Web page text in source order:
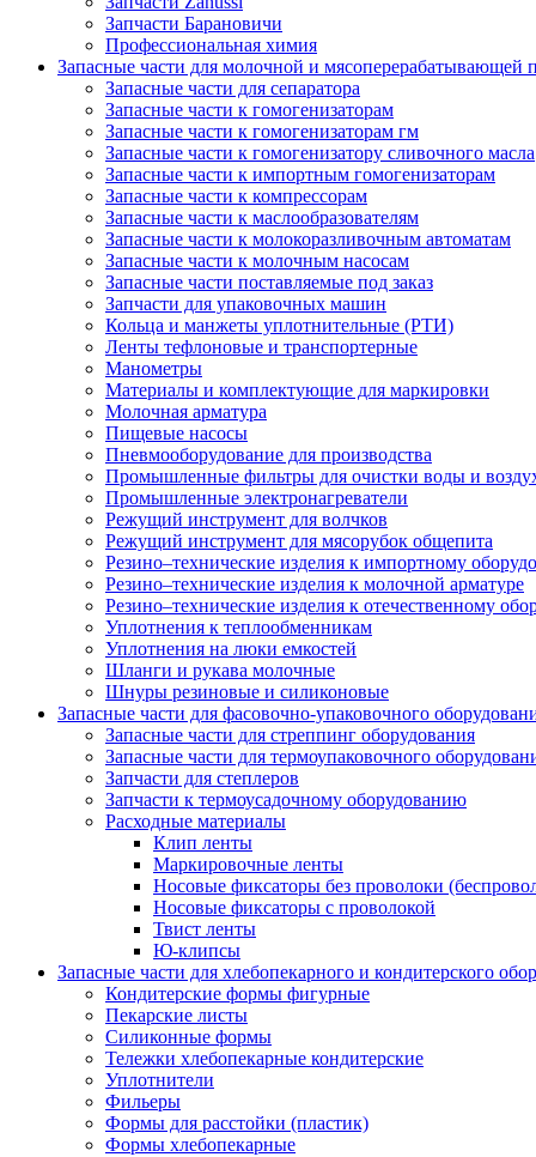
Запчасти Барановичи
Профессиональная химия
Запасные части для молочной и мясоперерабатывающей
Запасные части для сепаратора
Запасные части к гомогенизаторам
Запасные части к гомогенизаторам гм
Запасные части к гомогенизатору сливочного масла
Запасные части к импортным гомогенизаторам
Запасные части к компрессорам
Запасные части к маслообразователям
Запасные части к молокоразливочным автоматам
Запасные части к молочным насосам
Запасные части поставляемые под заказ
Запчасти для упаковочных машин
Кольца и манжеты уплотнительные (РТИ)
Ленты тефлоновые и транспортерные
Манометры
Материалы и комплектующие для маркировки
Молочная арматура
Пищевые насосы
Пневмооборудование для производства
Промышленные фильтры для очистки воды и
Промышленные электронагреватели
Режущий инструмент для волчков
Режущий инструмент для мясорубок общепита
Резино–технические изделия к импортному
Резино–технические изделия к молочной арматуре
Резино–технические изделия к отечественному
Уплотнения к теплообменникам
Уплотнения на люки емкостей
Шланги и рукава молочные
Шнуры резиновые и силиконовые
Запасные части для фасовочно-упаковочного
Запасные части для стреппинг оборудования
Запасные части для термоупаковочного
Запчасти для степлеров
Запчасти к термоусадочному оборудованию
Расходные материалы
Клип ленты
Маркировочные ленты
Носовые фиксаторы без проволоки
Носовые фиксаторы с проволокой
Твист ленты
Ю-клипсы
Запасные части для хлебопекарного и кондитерского
Кондитерские формы фигурные
Пекарские листы
Силиконные формы
Тележки хлебопекарные кондитерские
Уплотнители
Фильеры
Формы для расстойки (пластик)
Формы хлебопекарные